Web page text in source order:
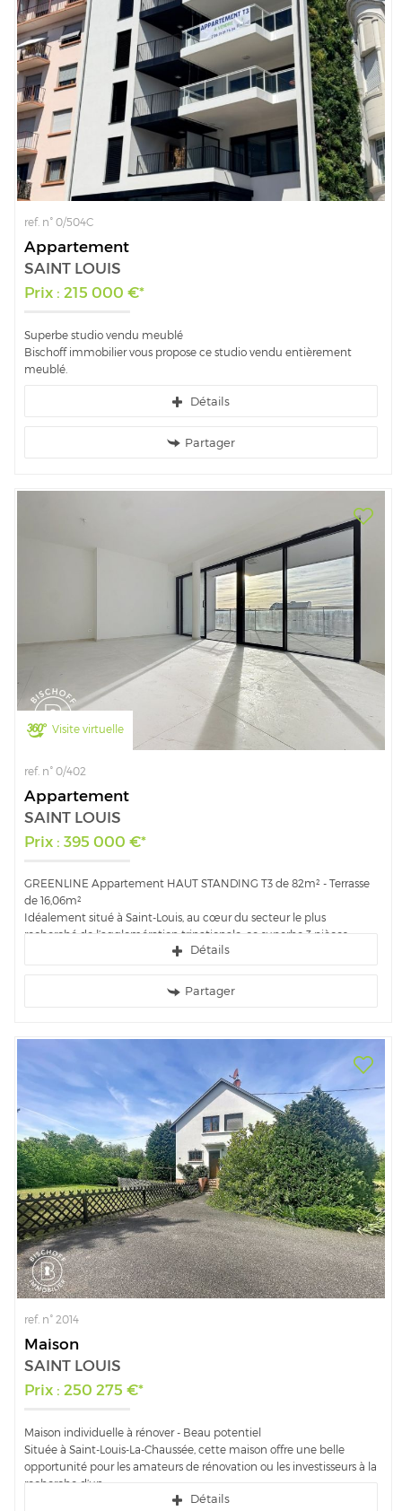
ref. n° 0/504C
Appartement
SAINT LOUIS
Prix : 215 000 €*
Superbe studio vendu meublé
Bischoff immobilier vous propose ce studio vendu entièrement
meublé.
D'une confortable surface de 39 m2 il est idéalement situé en plein...
Détails
Partager
Visite virtuelle
ref. n° 0/402
Appartement
SAINT LOUIS
Prix : 395 000 €*
GREENLINE Appartement HAUT STANDING T3 de 82m² - Terrasse
de 16,06m²
Idéalement situé à Saint-Louis, au cœur du secteur le plus
recherché de l’agglomération trinationale, ce superbe 3 pièces
Détails
Partager
ref. n° 2014
Maison
SAINT LOUIS
Prix : 250 275 €*
Maison individuelle à rénover - Beau potentiel
Située à Saint-Louis-La-Chaussée, cette maison offre une belle
opportunité pour les amateurs de rénovation ou les investisseurs à la
recherche d’un...
Détails